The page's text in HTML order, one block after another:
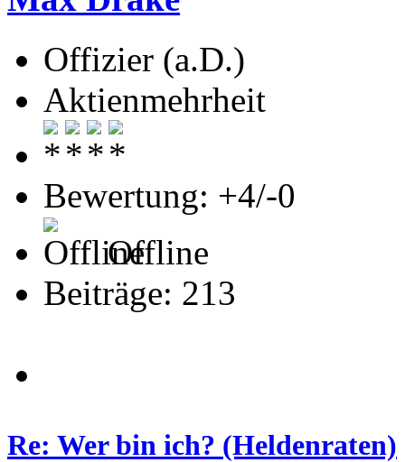
Offizier (a.D.)
Aktienmehrheit
Bewertung: +4/-0
Offline
Beiträge: 213
Re: Wer bin ich? (Heldenraten)